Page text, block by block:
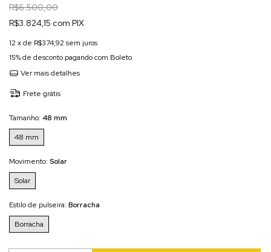
R$6.500,00
R$3.824,15 com PIX
12 x de R$374,92 sem juros
15% de desconto pagando com Boleto
Ver mais detalhes
Frete grátis
Tamanho: 48 mm
48 mm
Movimento: Solar
Solar
Estilo de pulseira: Borracha
Borracha